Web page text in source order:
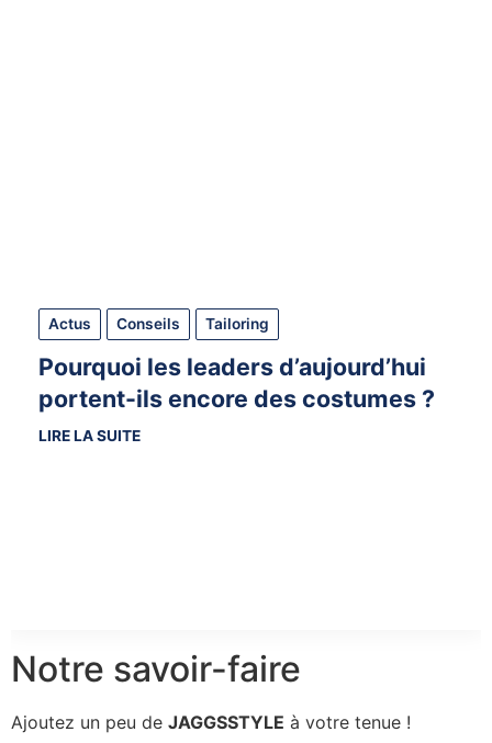
Actus Conseils Tailoring
Pourquoi les leaders d’aujourd’hui
portent-ils encore des costumes ?
LIRE LA SUITE
Notre savoir-faire
Ajoutez un peu de JAGGSSTYLE à votre tenue !